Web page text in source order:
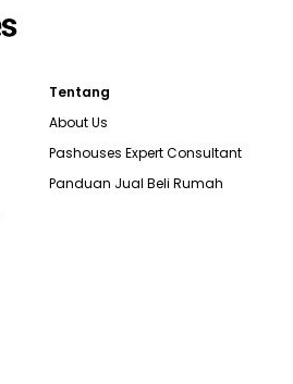
Tentang
About Us
Pashouses Expert Consultant
Panduan Jual Beli Rumah